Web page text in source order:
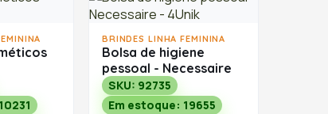
BRINDES LINHA FEMININA
Bolsa de higiene
pessoal - Necessaire
SKU: 92735
Em estoque: 19655